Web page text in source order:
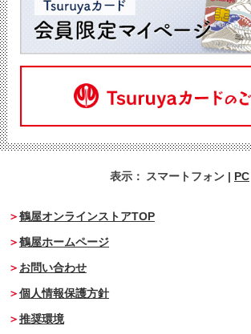
表示： スマートフォン | PC
鶴屋オンラインストアTOP
鶴屋ホームページ
お問い合わせ
個人情報保護方針
推奨環境